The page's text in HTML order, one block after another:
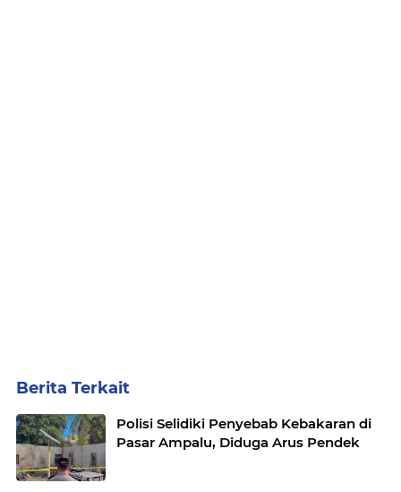
Berita Terkait
Polisi Selidiki Penyebab Kebakaran di
Pasar Ampalu, Diduga Arus Pendek